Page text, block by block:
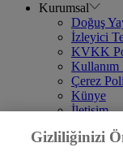
Kurumsal
Doğuş
İzleyici
KVKK
Kullanım
Çerez
Künye
İletişim
DYG
Gizliliğinizi